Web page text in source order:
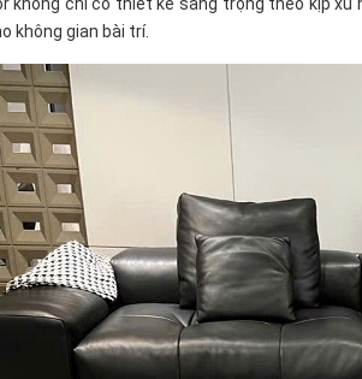
không gian bài trí.